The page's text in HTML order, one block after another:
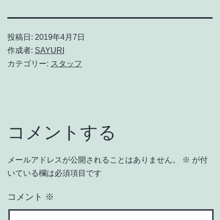
投稿日: 2019年4月7日
作成者: SAYURI
カテゴリー: スタッフ
コメントする
メールアドレスが公開されることはありません。 ※ が付
いている欄は必須項目です
コメント ※